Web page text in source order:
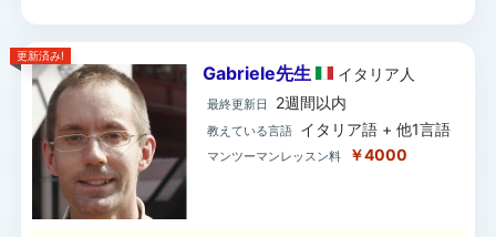
更新済み!
Gabriele先生 イタリア 人
最終更新日 2週間以内
教えている言語 イタリア語 + 他1言語
マンツーマンレッスン料 ￥4000